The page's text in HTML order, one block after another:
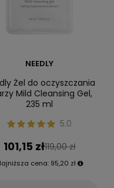
NEEDLY
Żel do oczyszczania
Mild Cleansing Gel,
235 ml
5.0
101,15 zł119,00 zł
cena: 95,20 zł